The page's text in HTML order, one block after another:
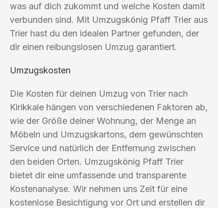
was auf dich zukommt und welche Kosten damit
verbunden sind. Mit Umzugskönig Pfaff Trier aus
Trier hast du den idealen Partner gefunden, der
dir einen reibungslosen Umzug garantiert.
Umzugskosten
Die Kosten für deinen Umzug von Trier nach
Kirikkale hängen von verschiedenen Faktoren ab,
wie der Größe deiner Wohnung, der Menge an
Möbeln und Umzugskartons, dem gewünschten
Service und natürlich der Entfernung zwischen
den beiden Orten. Umzugskönig Pfaff Trier
bietet dir eine umfassende und transparente
Kostenanalyse. Wir nehmen uns Zeit für eine
kostenlose Besichtigung vor Ort und erstellen dir